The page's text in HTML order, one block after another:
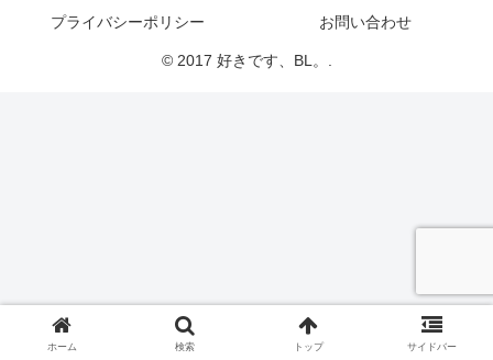
プライバシーポリシー お問い合わせ
© 2017 好きです、BL。.
ホーム 検索 トップ サイドバー